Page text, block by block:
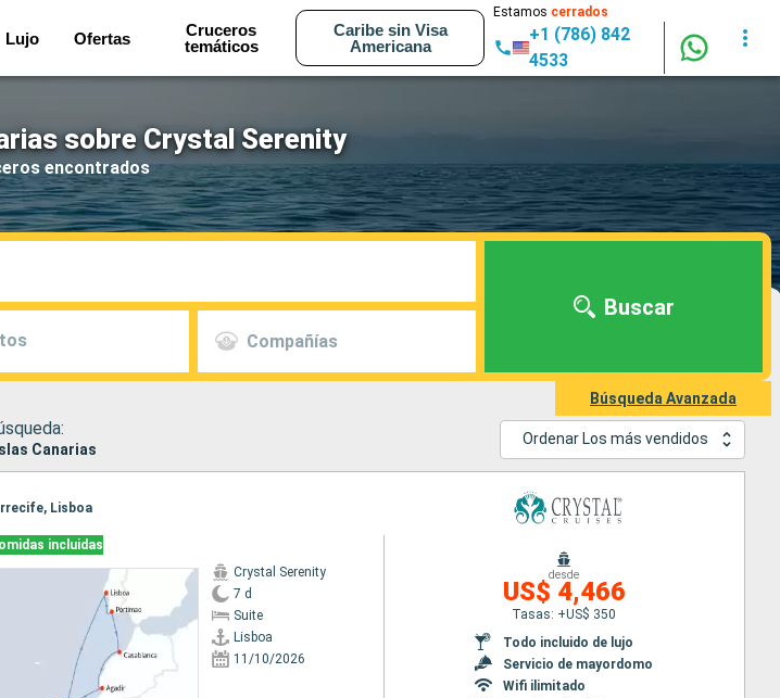
Lujo Ofertas
Cruceros
temáticos
Caribe sin Visa
Americana
Estamos cerrados
+1 (786) 842
4533
sobre Crystal Serenity
encontrados
Compañías
Buscar
Búsqueda Avanzada
Canarias
Ordenar Los más vendidos
Lisboa
incluidas
Crystal Serenity
7 d
Suite
Lisboa
11/10/2026
desde
US$ 4,466
Tasas: +US$ 350
Todo incluido de lujo
Servicio de mayordomo
Wifi ilimitado